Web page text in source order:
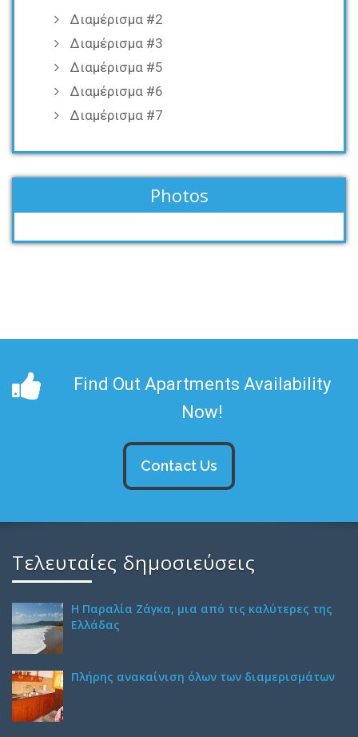
Διαμέρισμα #2
Διαμέρισμα #3
Διαμέρισμα #5
Διαμέρισμα #6
Διαμέρισμα #7
Photos
Find Out Apartments Availability
Now!
Contact Us
Τελευταίες δημοσιεύσεις
H Παραλία Ζάγκα, μια από τις καλύτερες της
Ελλάδας
Πλήρης ανακαίνιση όλων των διαμερισμάτων